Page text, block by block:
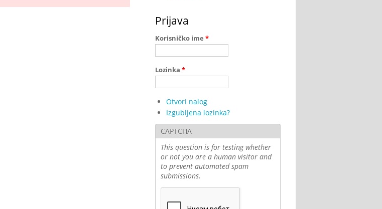
Prijava
Korisničko ime *
Lozinka *
Otvori nalog
Izgubljena lozinka?
CAPTCHA
This question is for testing whether
or not you are a human visitor and
to prevent automated spam
submissions.